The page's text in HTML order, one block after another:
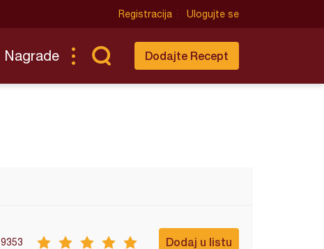
Registracija Ulogujte se
Nagrade Dodajte Recept
9353 Dodaj u listu